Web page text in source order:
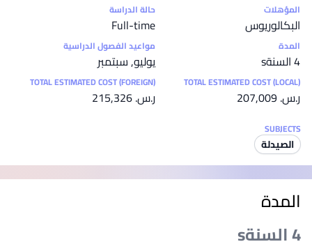
إحصائيات
المؤهلات
البكالوريوس
حالة الدراسة
Full-time
المدة
4 السنةs
مواعيد الفصول الدراسية
يوليو, سبتمبر
TOTAL ESTIMATED COST (LOCAL)
ر.س.‏ 207,009
TOTAL ESTIMATED COST (FOREIGN)
ر.س.‏ 215,326
SUBJECTS
الصيدلة
المدة
4 السنةs